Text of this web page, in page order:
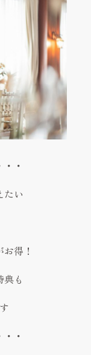
・
たい
得！
も
・